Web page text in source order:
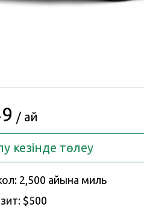
/ ай
кезінде төлеу
2,500 айына миль
$500